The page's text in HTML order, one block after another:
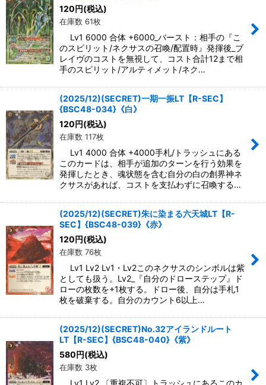
120 円(税込)
在庫数 61枚
Lv1 6000 合体 +6000_バースト：相手の『こ
のスピリット/ネクサスの召喚/配置時』発揮後_ブ
レイヴのコストを無視して、コスト合計12まで相
手のスピリット/アルティメット/ネク…
(2025/12)(SECRET)一期一振LT【R-SEC】
{BSC48-034}《白》
120 円(税込)
在庫数 117枚
Lv1 4000 合体 +4000手札/トラッシュにある
このカードは、相手が追加のターンを行う効果を
発揮したとき、魂状態を含む自分の白の創界神ネ
クサスがあれば、コストを支払わずに召喚する…
(2025/12)(SECRET)朱に染まる六天城LT【R-
SEC】{BSC48-039}《赤》
120 円(税込)
在庫数 76枚
Lv1 Lv2 Lv1・Lv2このネクサスのシンボルは紫
としても扱う。Lv2_『自分のドローステップ』ド
ローの枚数を+1枚する。ドロー後、自分は手札1
枚を破棄する。自分のカウント6以上…
(2025/12)(SECRET)No.32アイランドルート
LT【R-SEC】{BSC48-040}《紫》
580 円(税込)
在庫数 3枚